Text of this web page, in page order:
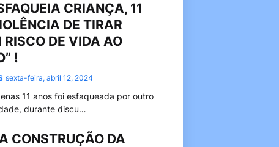
CRIANÇA, 11
DE TIRAR
RISCO DE VIDA AO
!
sexta-feira, abril 12, 2024
11 anos foi esfaqueada por outro
durante discu…
CONSTRUÇÃO DA